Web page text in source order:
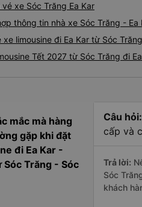
vé xe Sóc Trăng Ea Kar
thông tin nhà xe Sóc Trăng - Ea
xe limousine đi Ea Kar từ Sóc
Tết 2027 từ Sóc Trăng đi
mắc mà hàng
gặp khi đặt
đi Ea Kar -
Sóc Trăng - Sóc
Câu hỏi:
cấp và
Trả lời:
Sóc
khách